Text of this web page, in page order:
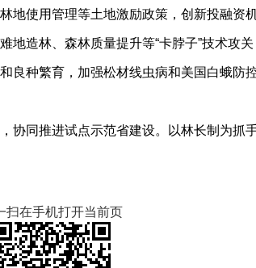
地使用管理等土地激励政策，创新投融资
地造林、森林质量提升等“卡脖子”技术攻
良种繁育，加强松材线虫病和美国白蛾防
协同推进试点示范省建设。以林长制为抓
扫在手机打开当前页